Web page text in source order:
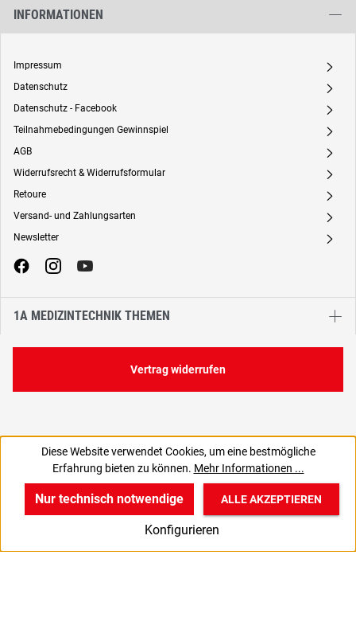
2,91 €
INFORMATIONEN
Impressum A
Datenschutz A
Datenschutz - Facebook A
Teilnahmebedingungen Gewinnspiel A
AGB A
Widerrufsrecht & Widerrufsformular A
Retoure A
Versand- und Zahlungsarten A
Newsletter A
1A MEDIZINTECHNIK THEMEN
Vertrag widerrufen
Diese Website verwendet Cookies, um eine bestmögliche
Erfahrung bieten zu können. Mehr Informationen ...
Nur technisch notwendige
Konfigurieren
ALLE AKZEPTIEREN
v
Produkte
B